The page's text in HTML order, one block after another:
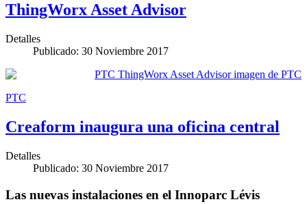
ThingWorx Asset Advisor
Detalles
Publicado: 30 Noviembre 2017
PTC
Creaform inaugura una oficina central
Detalles
Publicado: 30 Noviembre 2017
Las nuevas instalaciones en el Innoparc Lévis